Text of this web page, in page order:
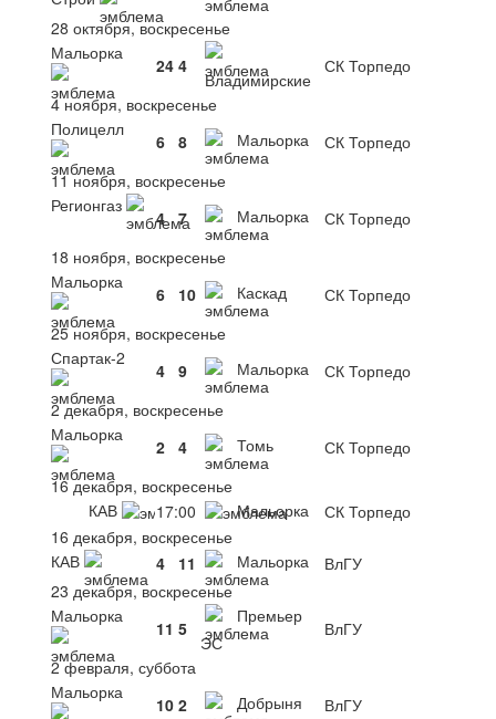
28 октября, воскресенье
Мальорка
24 4
Владимирские
СК Торпедо
4 ноября, воскресенье
Полицелл
6 8 Мальорка
СК Торпедо
11 ноября, воскресенье
Регионгаз
4 7 Мальорка
СК Торпедо
18 ноября, воскресенье
Мальорка
6 10 Каскад
СК Торпедо
25 ноября, воскресенье
Спартак-2
4 9 Мальорка
СК Торпедо
2 декабря, воскресенье
Мальорка
2 4 Томь
СК Торпедо
16 декабря, воскресенье
КАВ
17:00 Мальорка
СК Торпедо
16 декабря, воскресенье
КАВ
4 11 Мальорка
ВлГУ
23 декабря, воскресенье
Мальорка
11 5
Премьер
ЭС
ВлГУ
2 февраля, суббота
Мальорка
10 2 Добрыня
ВлГУ